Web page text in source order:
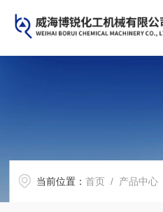
当前位置：首页 / 产品中心